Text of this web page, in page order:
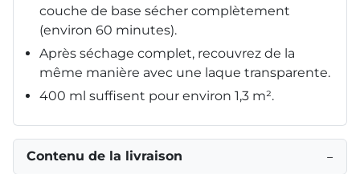
couche de base sécher complètement
(environ 60 minutes).
Après séchage complet, recouvrez de la
même manière avec une laque transparente.
400 ml suffisent pour environ 1,3 m².
Contenu de la livraison −